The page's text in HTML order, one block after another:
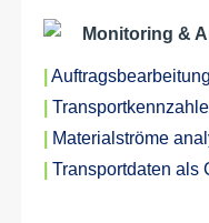
Monitoring &
Materialströme
Transportdaten als